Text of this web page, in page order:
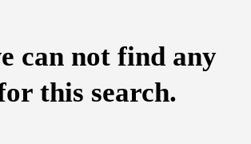
can not find any
this search.